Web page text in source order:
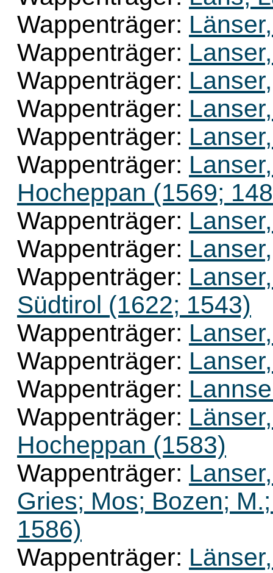
Wappenträger:
Wappenträger:
Wappenträger: Lanser,
Wappenträger:
Wappenträger:
Wappenträger:
Hocheppan (1569;
Wappenträger:
Wappenträger: Lanser,
Wappenträger:
Südtirol (1622; 1543)
Wappenträger:
Wappenträger:
Wappenträger:
Wappenträger:
Hocheppan (1583)
Wappenträger:
Gries; Mos; Bozen;
1586)
Wappenträger: